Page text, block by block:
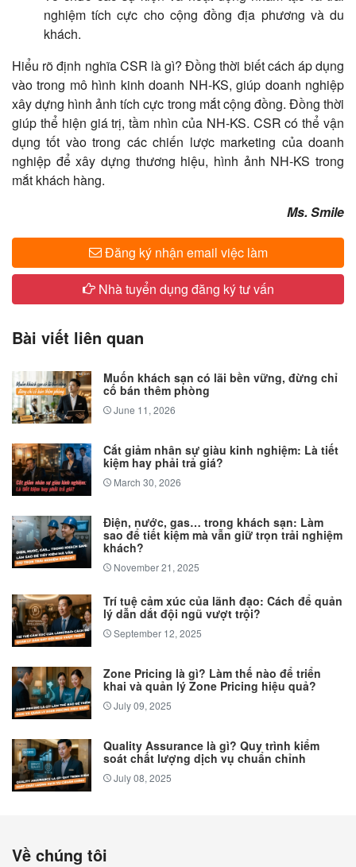
nghiệm tích cực cho cộng đồng địa phương và du
khách.
Hiểu rõ định nghĩa CSR là gì? Đồng thời biết cách áp dụng
vào trong mô hình kinh doanh NH-KS, giúp doanh nghiệp
xây dựng hình ảnh tích cực trong mắt cộng đồng. Đồng thời
giúp thể hiện giá trị, tầm nhìn của NH-KS. CSR có thể vận
dụng tốt vào trong các chiến lược marketing của doanh
nghiệp để xây dựng thương hiệu, hình ảnh NH-KS trong
mắt khách hàng.
​Ms. Smile
Đăng ký nhận email việc làm
Nhà tuyển dụng đăng ký tư vấn
Bài viết liên quan
Muốn khách sạn có lãi bền vững, đừng chỉ
cố bán thêm phòng
June 11, 2026
Cắt giảm nhân sự giàu kinh nghiệm: Là tiết
kiệm hay phải trả giá?
March 30, 2026
Điện, nước, gas… trong khách sạn: Làm
sao để tiết kiệm mà vẫn giữ trọn trải nghiệm
khách?
November 21, 2025
Trí tuệ cảm xúc của lãnh đạo: Cách để quản
lý dẫn dắt đội ngũ vượt trội?
September 12, 2025
Zone Pricing là gì? Làm thế nào để triển
khai và quản lý Zone Pricing hiệu quả?
July 09, 2025
Quality Assurance là gì? Quy trình kiểm
soát chất lượng dịch vụ chuẩn chỉnh
July 08, 2025
Về chúng tôi